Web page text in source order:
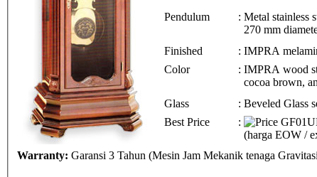
Pendulum
: Metal stainless
270 mm
Finished
: IMPRA
Color
: IMPRA wood
cocoa brown,
Glass
: Beveled Glass
Best Price
:
(harga EOW /
Warranty: Garansi 3 Tahun (Mesin Jam Mekanik tenaga